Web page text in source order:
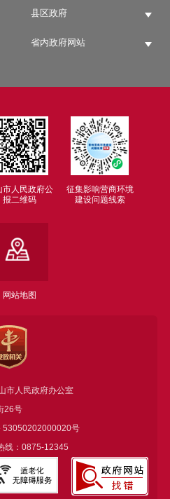
县区政府
省内政府网站
市人民政府公
报二维码
征集影响营商环境
建设问题线索
网站地图
市人民政府办公室
26号
53050202000020号
线：0875-12345